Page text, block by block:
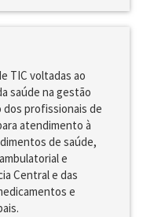
TIC voltadas ao
saúde na gestão
dos profissionais de
atendimento à
de saúde,
e
Central e das
e